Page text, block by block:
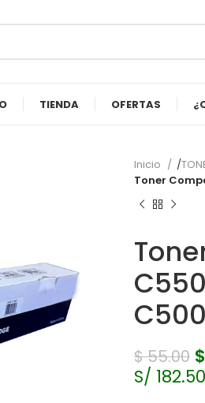
TIENDA OFERTAS
Inicio
Toner
$55.00 $
S/ 182.50